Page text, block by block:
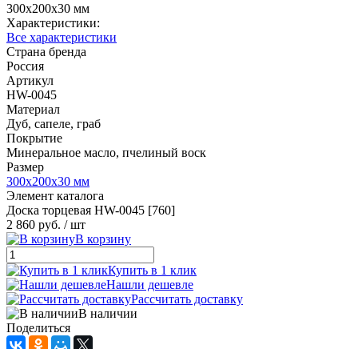
300х200х30 мм
Характеристики:
Все характеристики
Страна бренда
Россия
Артикул
HW-0045
Материал
Дуб, сапеле, граб
Покрытие
Минеральное масло, пчелиный воск
Размер
300х200х30 мм
Элемент каталога
Доска торцевая HW-0045 [760]
2 860 руб. / шт
В корзину
Купить в 1 клик
Нашли дешевле
Рассчитать доставку
В наличии
Поделиться